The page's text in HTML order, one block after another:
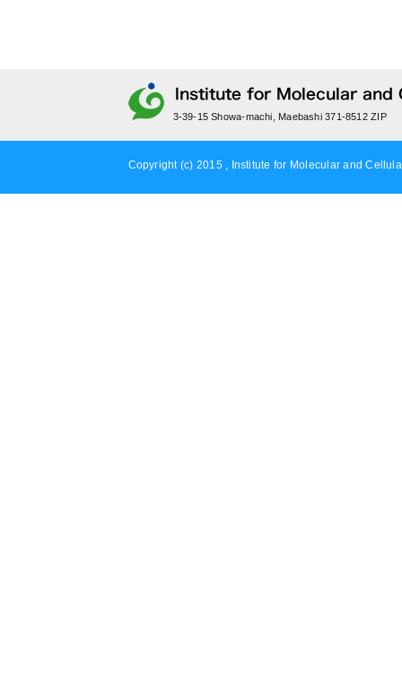
3-39-15 Showa-machi, Maebashi 371-8512 ZIP
Copyright (c) 2015 , Institute for Molecular and